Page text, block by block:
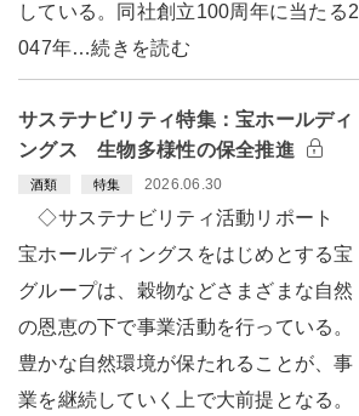
している。同社創立100周年に当たる2
047年…続きを読む
サステナビリティ特集：宝ホールディ
ングス 生物多様性の保全推進
酒類 特集 2026.06.30
◇サステナビリティ活動リポート
宝ホールディングスをはじめとする宝
グループは、穀物などさまざまな自然
の恩恵の下で事業活動を行っている。
豊かな自然環境が保たれることが、事
業を継続していく上で大前提となる。